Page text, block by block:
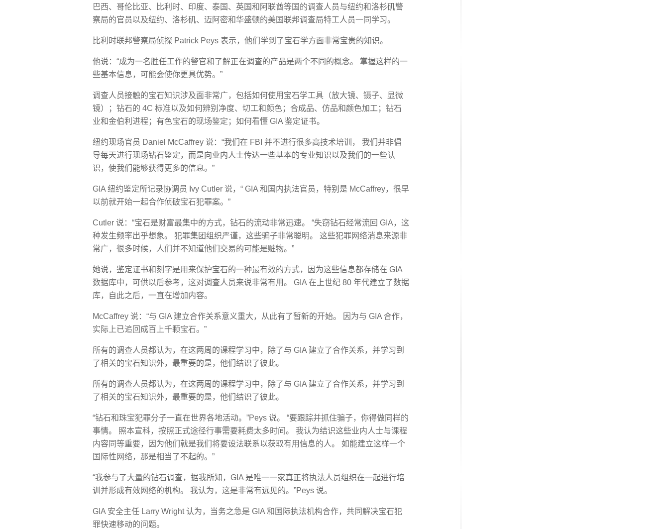
巴西、哥伦比亚、比利时、印度、泰国、英国和阿联酋等国的调查人员与纽约和洛杉矶警
察局的官员以及纽约、洛杉矶、迈阿密和华盛顿的美国联邦调查局特工人员一同学习。
比利时联邦警察局侦探 Patrick Peys 表示，他们学到了宝石学方面非常宝贵的知识。
他说：“成为一名胜任工作的警官和了解正在调查的产品是两个不同的概念。 掌握这样的一
些基本信息，可能会使你更具优势。”
调查人员接触的宝石知识涉及面非常广，包括如何使用宝石学工具（放大镜、镊子、显微
镜）；钻石的 4C 标准以及如何辨别净度、切工和颜色；合成品、仿品和颜色加工；钻石
业和金伯利进程；有色宝石的现场鉴定；如何看懂 GIA 鉴定证书。
纽约现场官员 Daniel McCaffrey 说：“我们在 FBI 并不进行很多高技术培训， 我们并非倡
导每天进行现场钻石鉴定，而是向业内人士传达一些基本的专业知识以及我们的一些认
识，使我们能够获得更多的信息。”
GIA 纽约鉴定所记录协调员 Ivy Cutler 说，“ GIA 和国内执法官员，特别是 McCaffrey，很早
以前就开始一起合作侦破宝石犯罪案。”
Cutler 说：“宝石是财富最集中的方式，钻石的流动非常迅速。 “失窃钻石经常流回 GIA，这
种发生频率出乎想象。 犯罪集团组织严谨，这些骗子非常聪明。 这些犯罪网络消息来源非
常广，很多时候，人们并不知道他们交易的可能是赃物。”
她说，鉴定证书和刻字是用来保护宝石的一种最有效的方式，因为这些信息都存储在 GIA
数据库中，可供以后参考，这对调查人员来说非常有用。 GIA 在上世纪 80 年代建立了数据
库，自此之后，一直在增加内容。
McCaffrey 说：“与 GIA 建立合作关系意义重大，从此有了暂新的开始。 因为与 GIA 合作，
实际上已追回成百上千颗宝石。”
所有的调查人员都认为，在这两周的课程学习中，除了与 GIA 建立了合作关系，并学习到
了相关的宝石知识外，最重要的是，他们结识了彼此。
所有的调查人员都认为，在这两周的课程学习中，除了与 GIA 建立了合作关系，并学习到
了相关的宝石知识外，最重要的是，他们结识了彼此。
“钻石和珠宝犯罪分子一直在世界各地活动。”Peys 说。 “要跟踪并抓住骗子，你得做同样的
事情。 照本宣科，按照正式途径行事需要耗费太多时间。 我认为结识这些业内人士与课程
内容同等重要，因为他们就是我们将要设法联系以获取有用信息的人。 如能建立这样一个
国际性网络，那是相当了不起的。”
“我参与了大量的钻石调查，据我所知，GIA 是唯一一家真正将执法人员组织在一起进行培
训并形成有效网络的机构。 我认为，这是非常有远见的。”Peys 说。
GIA 安全主任 Larry Wright 认为，当务之急是 GIA 和国际执法机构合作，共同解决宝石犯
罪快速移动的问题。